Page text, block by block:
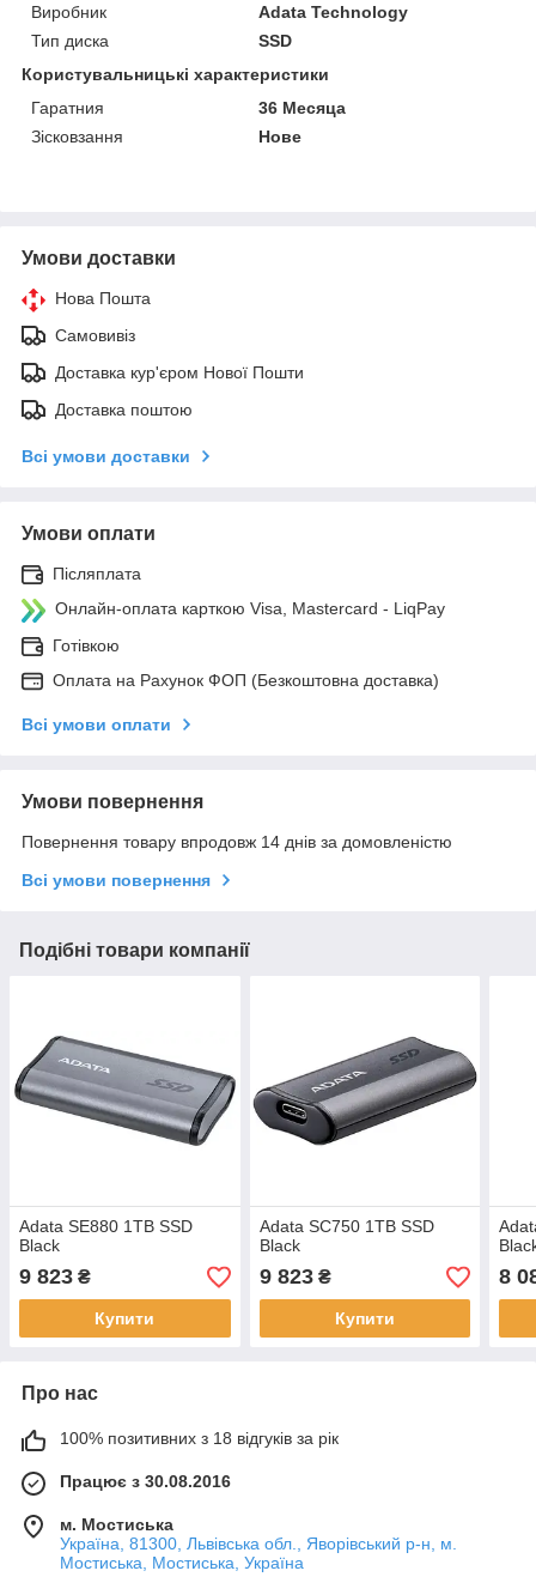
Виробник
Adata Technology
Тип диска
SSD
Користувальницькі характеристики
Гаратния
36 Месяца
Зісковзання
Нове
Умови доставки
Нова Пошта
Самовивіз
Доставка кур'єром Нової Пошти
Доставка поштою
Всі умови доставки
Умови оплати
Післяплата
Онлайн-оплата карткою Visa, Mastercard - LiqPay
Готівкою
Оплата на Рахунок ФОП (Безкоштовна доставка)
Всі умови оплати
Умови повернення
Повернення товару впродовж 14 днів за домовленістю
Всі умови повернення
Подібні товари компанії
Adata SE880 1TB SSD
Black
9 823 ₴
Купити
Adata SC750 1TB SSD
Black
9 823₴
Купити
8
Про нас
100% позитивних з 18 відгуків за рік
Працює з 30.08.2016
м. Мостиська
Україна, 81300, Львівська обл., Яворівський р-н, м.
Мостиська, Мостиська, Україна